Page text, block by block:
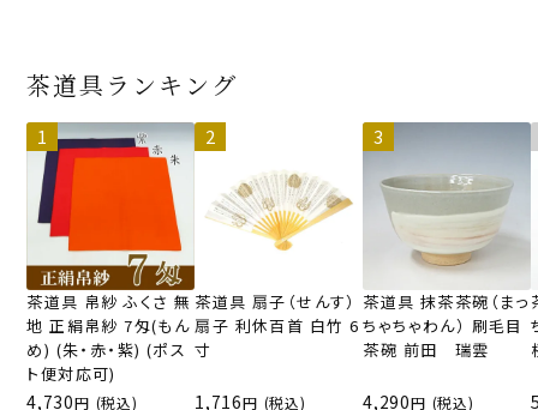
茶道具ランキング
茶道具 帛紗 ふくさ 無
地 正絹帛紗 7匁(もん
め) (朱・赤・紫) (ポス
ト便対応可)
4,730 (税込)
茶道具 扇子（せんす）
扇子 利休百首 白竹 6
寸
1,716 (税込)
茶道具 抹茶茶碗（まっ
ちゃちゃわん） 刷毛目
茶碗 前田 瑞雲
4,290 (税込)